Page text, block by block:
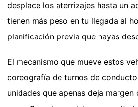
desplace los aterrizajes hasta un
tienen más peso en tu llegada al
planificación previa que hayas
El mecanismo que mueve estos
coreografía de turnos de
unidades que apenas deja margen